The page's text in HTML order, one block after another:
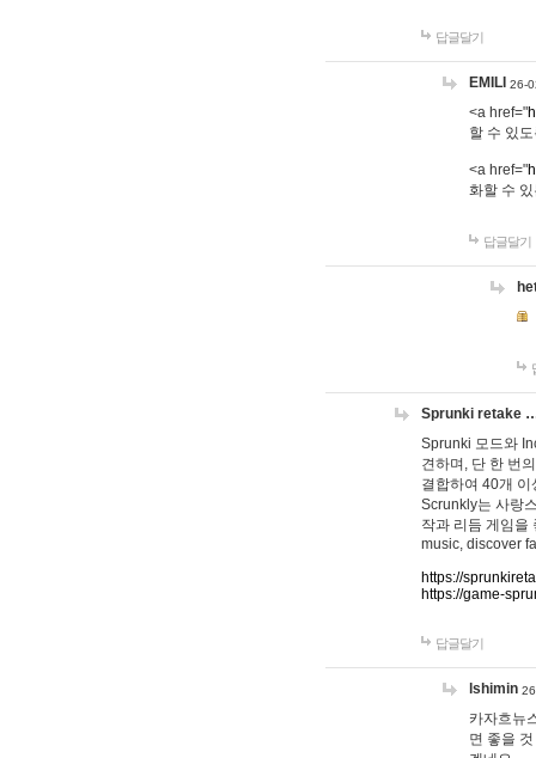
답글달기
EMILI 26-
<a href="
할 수 있
<a href="
화할 수
답글달기
Sprunki retake
Sprunki 모드와
견하며, 단 한 번
결합하여 40개
Scrunkly는 사랑
작과 리듬 게임을
music, discover
https://
https://game-
답글달기
lshimin
카자흐뉴
면 좋을